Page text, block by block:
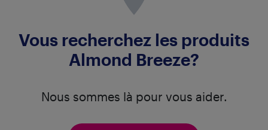
Vous recherchez les produits
Almond Breeze?
Nous sommes là pour vous aider.